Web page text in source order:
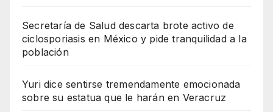
Secretaría de Salud descarta brote activo de
ciclosporiasis en México y pide tranquilidad a la
población
Yuri dice sentirse tremendamente emocionada
sobre su estatua que le harán en Veracruz